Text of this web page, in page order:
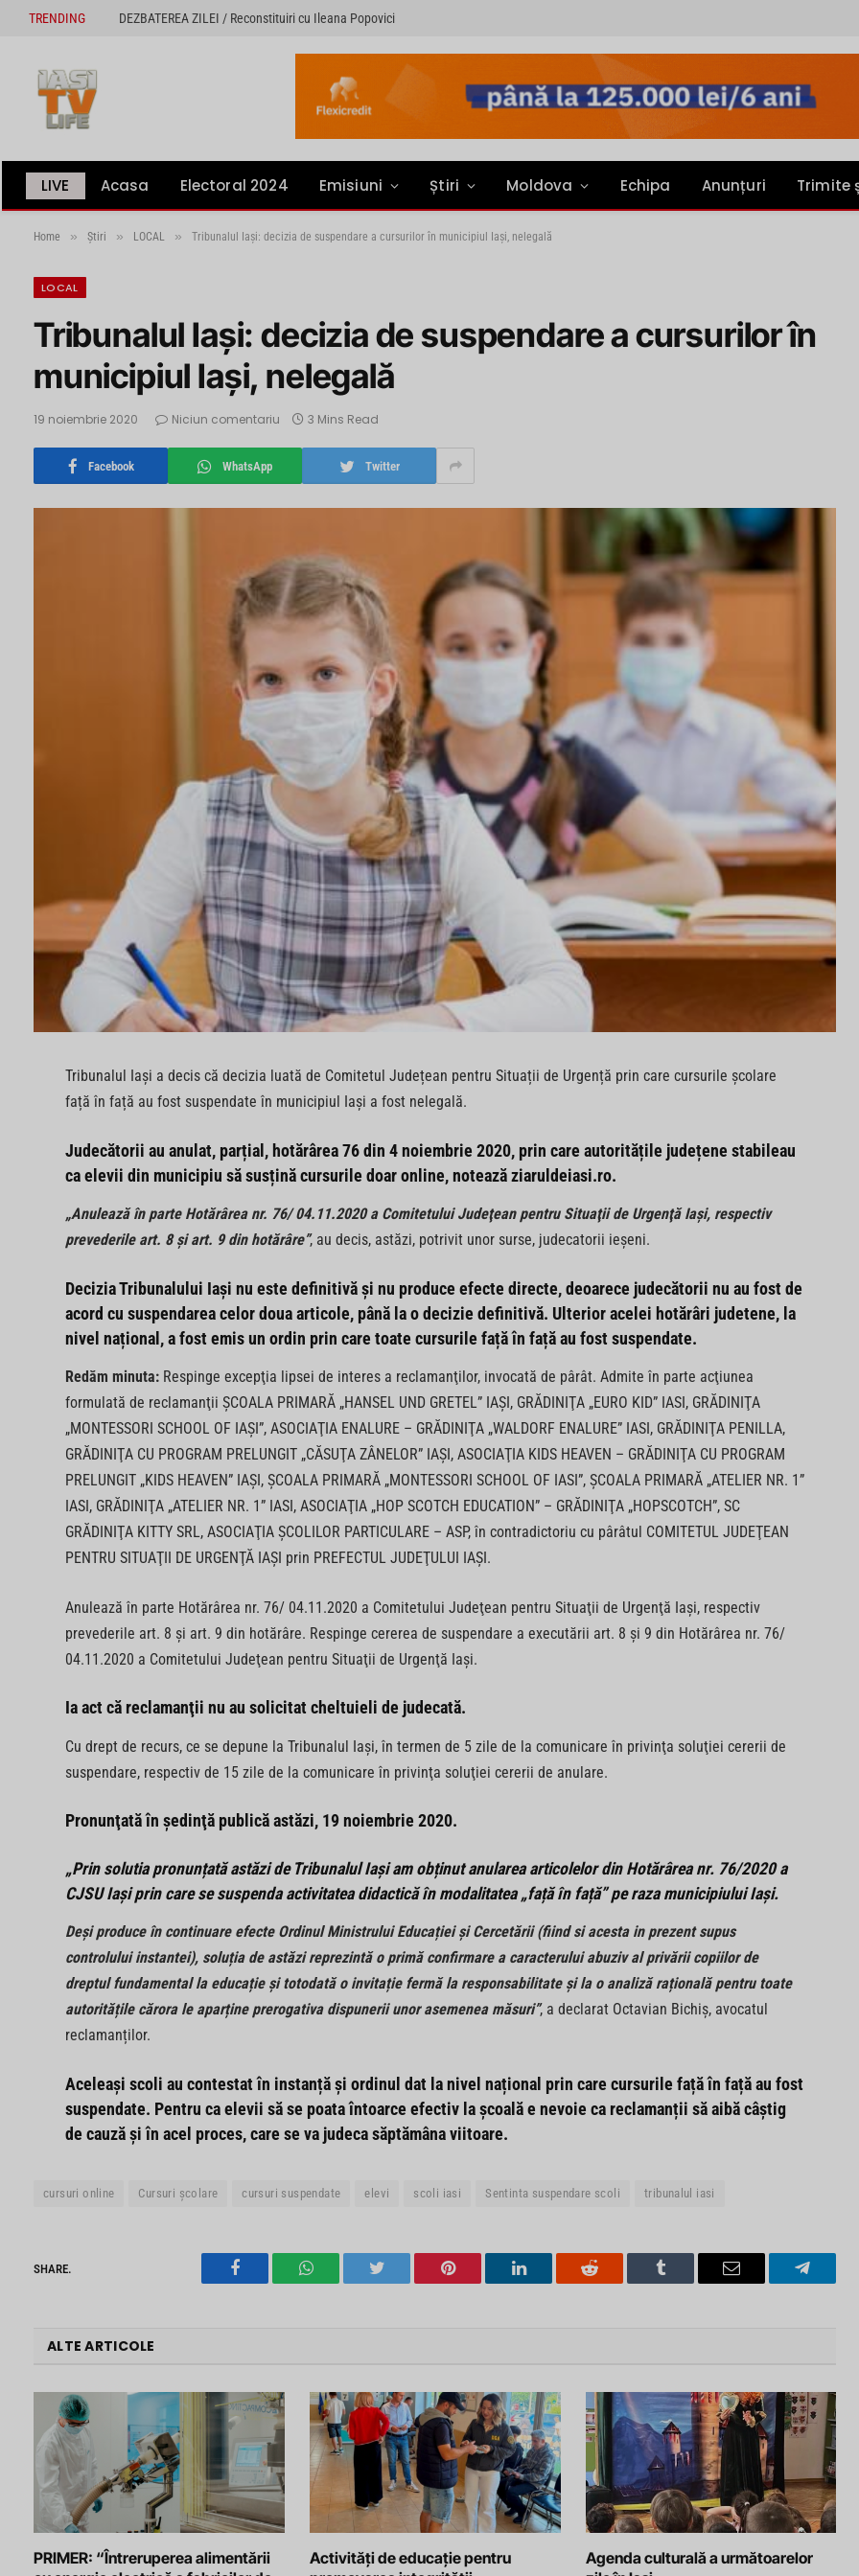
TRENDING DEZBATEREA ZILEI / Reconstituiri cu Ileana Popovici
LIVE Acasa Electoral 2024 Emisiuni Știri Moldova Echipa Anunțuri Trimite
Home » Știri » LOCAL » Tribunalul Iași: decizia de suspendare a cursurilor în municipiul Iași, nelegală
LOCAL
Tribunalul Iași: decizia de suspendare a cursurilor în
municipiul Iași, nelegală
19 noiembrie 2020 Niciun comentariu 3 Mins Read
Facebook WhatsApp Twitter
Tribunalul Iași a decis că decizia luată de Comitetul Județean pentru Situații de Urgență prin care cursurile școlare
față în față au fost suspendate în municipiul Iași a fost nelegală.
Judecătorii au anulat, parțial, hotărârea 76 din 4 noiembrie 2020, prin care autoritățile județene stabileau
ca elevii din municipiu să susțină cursurile doar online, notează ziaruldeiasi.ro.
„Anulează în parte Hotărârea nr. 76/ 04.11.2020 a Comitetului Judeţean pentru Situaţii de Urgenţă Iaşi, respectiv
prevederile art. 8 şi art. 9 din hotărâre”, au decis, astăzi, potrivit unor surse, judecatorii ieșeni.
Decizia Tribunalului Iași nu este definitivăși nu produce efecte directe, deoarece judecătorii nu au fost de
acord cu suspendarea celor doua articole, până la o decizie definitivă. Ulterior acelei hotărâri judetene, la
nivel național, a fost emis un ordin prin care toate cursurile față în față au fost suspendate.
Redăm minuta:Respinge excepţia lipsei de interes a reclamanţilor, invocată de pârât. Admite în parte acţiunea
formulată de reclamanţii ŞCOALA PRIMARĂ „HANSEL UND GRETEL” IAŞI, GRĂDINIŢA „EURO KID” IASI, GRĂDINIŢA
„MONTESSORI SCHOOL OF IAŞI”, ASOCIAŢIA ENALURE – GRĂDINIŢA „WALDORF ENALURE” IASI, GRĂDINIŢA PENILLA,
GRĂDINIŢA CU PROGRAM PRELUNGIT „CĂSUŢA ZÂNELOR” IAŞI, ASOCIAŢIA KIDS HEAVEN – GRĂDINIŢA CU PROGRAM
PRELUNGIT „KIDS HEAVEN” IAŞI, ŞCOALA PRIMARĂ „MONTESSORI SCHOOL OF IASI”, ŞCOALA PRIMARĂ „ATELIER NR. 1”
IASI, GRĂDINIŢA „ATELIER NR. 1” IASI, ASOCIAŢIA „HOP SCOTCH EDUCATION” – GRĂDINIŢA „HOPSCOTCH”, SC
GRĂDINIŢA KITTY SRL, ASOCIAŢIA ŞCOLILOR PARTICULARE – ASP, în contradictoriu cu pârâtul COMITETUL JUDEŢEAN
PENTRU SITUAŢII DE URGENŢĂ IAŞI prin PREFECTUL JUDEŢULUI IAŞI.
Anulează în parte Hotărârea nr. 76/ 04.11.2020 a Comitetului Judeţean pentru Situaţii de Urgenţă Iaşi, respectiv
prevederile art. 8 şi art. 9 din hotărâre. Respinge cererea de suspendare a executării art. 8 şi 9 din Hotărârea nr. 76/
04.11.2020 a Comitetului Judeţean pentru Situaţii de Urgenţă Iaşi.
Ia act că reclamanţii nu au solicitat cheltuieli de judecată.
Cu drept de recurs, ce se depune la Tribunalul Iaşi, în termen de 5 zile de la comunicare în privinţa soluţiei cererii de
suspendare, respectiv de 15 zile de la comunicare în privinţa soluţiei cererii de anulare.
Pronunţată în şedinţă publică astăzi, 19 noiembrie 2020.
„Prin solutia pronunțată astăzi de Tribunalul Iași am obținut anularea articolelor din Hotărârea nr. 76/2020 a
CJSU Iași prin care se suspenda activitatea didactică în modalitatea „față în față” pe raza municipiului Iași.
Deși produce în continuare efecte Ordinul Ministrului Educației și Cercetării (fiind si acesta in prezent supus
controlului instantei), soluția de astăzi reprezintă o primă confirmare a caracterului abuziv al privării copiilor de
dreptul fundamental la educație și totodată o invitație fermă la responsabilitate și la o analiză rațională pentru toate
autoritățile cărora le aparține prerogativa dispunerii unor asemenea măsuri”, a declarat Octavian Bichiș, avocatul
reclamanților.
Aceleași scoli au contestat în instanță și ordinul dat la nivel național prin care cursurile față în față au fost
suspendate. Pentru ca elevii să se poata întoarce efectiv la școală e nevoie ca reclamanții să aibă câștig
de cauză și în acel proces, care se va judeca săptămâna viitoare.
cursuri online Cursuri școlare cursuri suspendate elevi scoli iasi Sentinta suspendare scoli tribunalul iasi
SHARE.
Facebook WhatsAppTwitter Pinterest LinkedIn Reddit Tumblr Email
ALTE ARTICOLE
PRIMER: “Întreruperea alimentării
Activități de educație pentru
Agenda culturală a următoarelor